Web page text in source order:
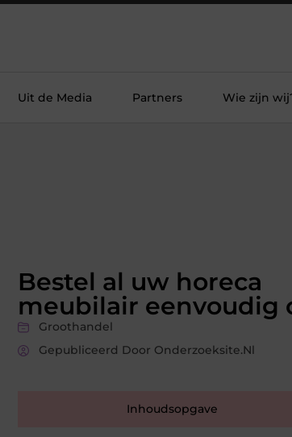
Uit de Media Partners Wie zijn
Bestel al uw horeca
meubilair eenvoudig
Groothandel
Gepubliceerd Door Onderzoeksite.nl
Inhoudsopgave